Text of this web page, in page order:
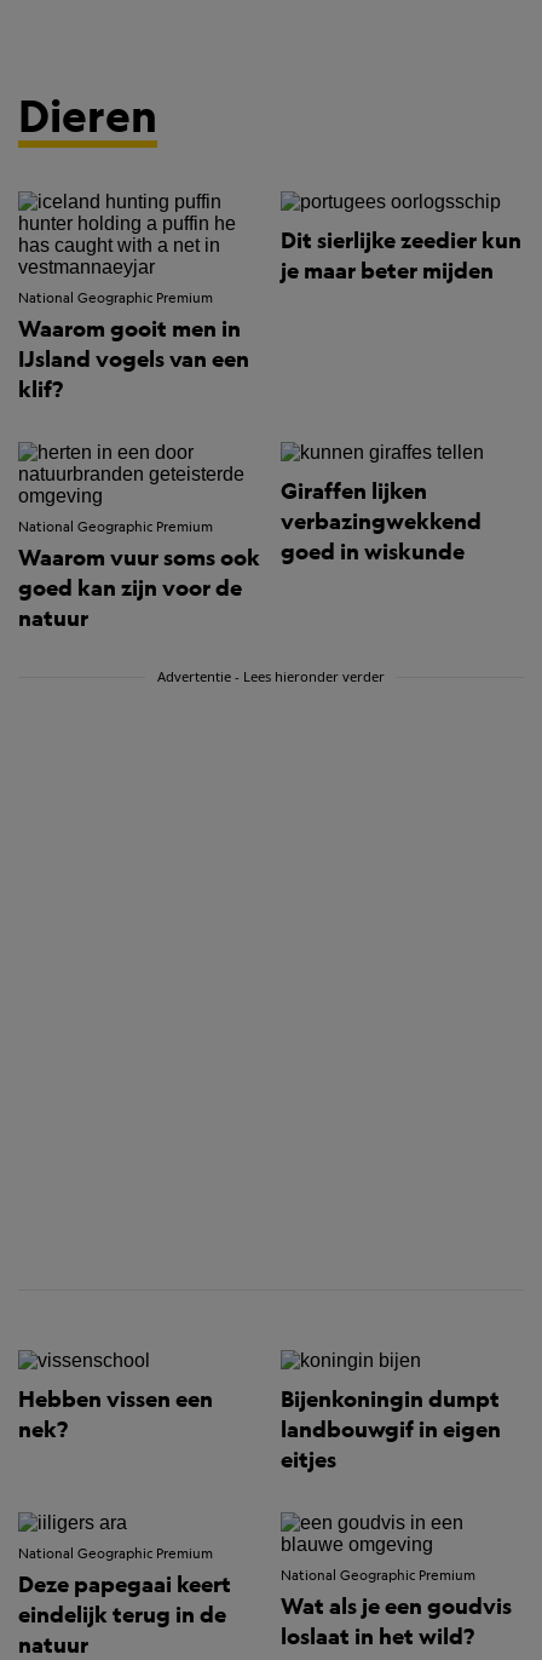
Dieren
National Geographic Premium
Waarom gooit men in
IJsland vogels van een
klif?
Dit sierlijke zeedier kun
je maar beter mijden
National Geographic Premium
Waarom vuur soms ook
goed kan zijn voor de
natuur
Giraffen lijken
verbazingwekkend
goed in wiskunde
Advertentie - Lees hieronder verder
Hebben vissen een
nek?
Bijenkoningin dumpt
landbouwgif in eigen
eitjes
National Geographic Premium
Deze papegaai keert
eindelijk terug in de
natuur
National Geographic Premium
Wat als je een goudvis
loslaat in het wild?